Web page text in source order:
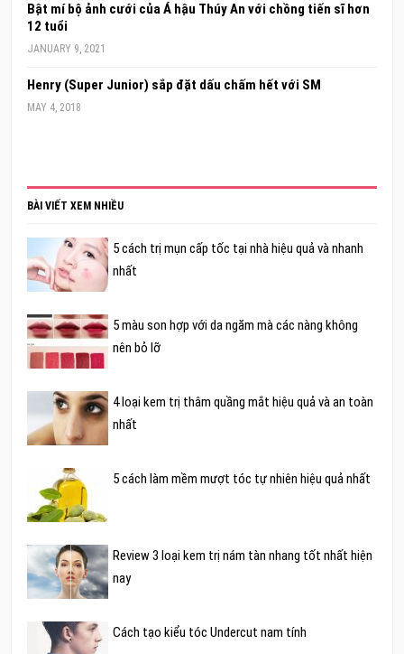
Bật mí bộ ảnh cưới của Á hậu Thúy An với chồng tiến sĩ hơn
12 tuổi
JANUARY 9, 2021
Henry (Super Junior) sắp đặt dấu chấm hết với SM
MAY 4, 2018
BÀI VIẾT XEM NHIỀU
5 cách trị mụn cấp tốc tại nhà hiệu quả và nhanh
nhất
5 màu son hợp với da ngăm mà các nàng không
nên bỏ lỡ
4 loại kem trị thâm quầng mắt hiệu quả và an toàn
nhất
5 cách làm mềm mượt tóc tự nhiên hiệu quả nhất
Review 3 loại kem trị nám tàn nhang tốt nhất hiện
nay
Cách tạo kiểu tóc Undercut nam tính